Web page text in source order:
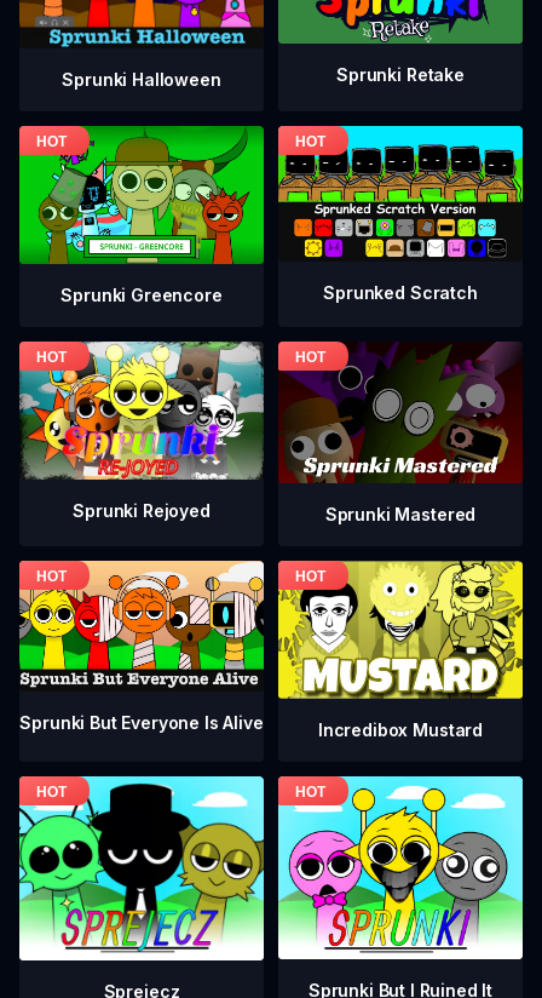
Sprunki Halloween Sprunki Retake
Sprunki Greencore Sprunked Scratch
Sprunki Rejoyed Sprunki Mastered
Sprunki But Everyone Is Alive Incredibox Mustard
Sprejecz Sprunki But I Ruined It